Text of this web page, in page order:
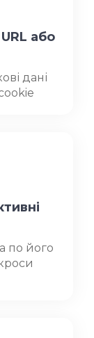
або
дані
по його